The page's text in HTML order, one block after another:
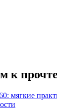
к
мягкие